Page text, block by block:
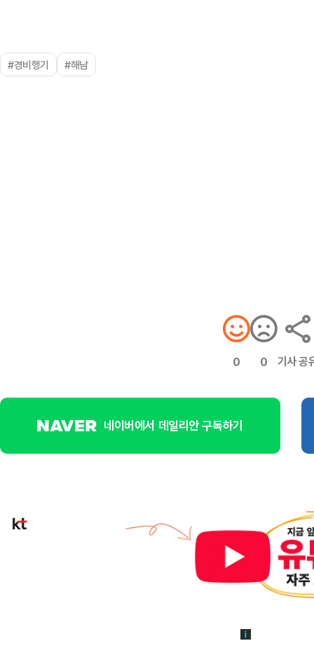
#경비행기 #해남
0 0 기사 공
네이버에서 데일리안 구독하기